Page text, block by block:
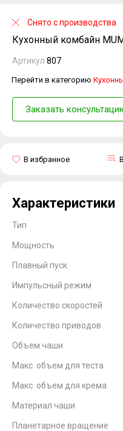
Кухонный комбайн
Артикул 807
Перейти в категорию
Заказать
В избранное
Снято с производства
Характеристики
Тип
Мощность
Плавный пуск
Импульсный режим
Количество скоростей
Количество приводов
Объем чаши
Макс. объем для теста
Макс. объем для крема
Материал чаши
Планетарное вращение